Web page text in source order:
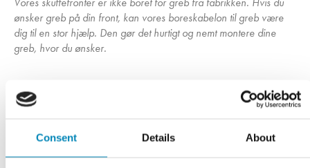
Consent Details About
ønsker greb på din front, kan vores boreskabelon til greb være
dig til en stor hjælp. Den gør det hurtigt og nemt montere dine
greb, hvor du ønsker.
Har du husket?